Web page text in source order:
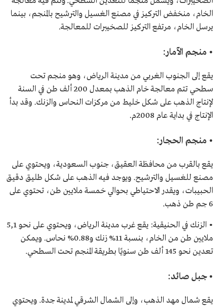
الخام، منخفض التركيز في مصنع الغسيل والترشيح بالمنجم، بينما
يرسل الخام، مرتفع التركيز للصخيبرات للمعالجة.
• منجم الآمار:
يقع إلى الجنوب الغربي من مدينة الرياض، وهو منجم تحت
سطحي تتم معالجة خام الذهب بمعدل 200 ألف طن في السنة
لإنتاج الذهب على شكل خليط من مركزات النحاس والزنك. وقد بدأ
الإنتاج في بداية عام 2008م.
• منجم الحجار:
يقع بالقرب من محافظة العقيق، جنوب السعودية، ويحتوي على
مصنع للغسيل والترشيح. ويوجد فيه الذهب على شكل طليق دقيق
الحبيبات، ويقدر الاحتياطي بحوالي خمسة ملايين طن، تحتوي على
6 جم طن ذهب.
• الزنك في الحنيقية: يقع غرب مدينة الرياض، ويحتوي على نحو 5,1
ملايين طن من الخام، بنسبة 11% زنك و0.88% نحاس. ويمكن
تعدين نحو 145 ألف طن سنويًا بطريقة المنجم تحت السطحي.
• جبل صائد:
يقع شمال مهد الذهب، وإلى الشمال الشرقي لمدينة جدة. ويحتوي